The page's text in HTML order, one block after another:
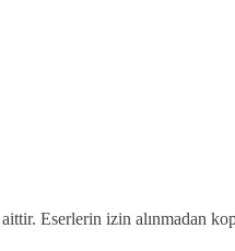
Eserlerin izin alınmadan